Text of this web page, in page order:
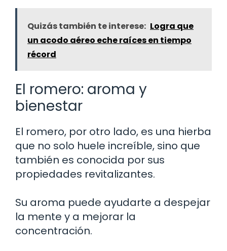
Quizás también te interese: Logra que
un acodo aéreo eche raíces en tiempo
récord
El romero: aroma y
bienestar
El romero, por otro lado, es una hierba
que no solo huele increíble, sino que
también es conocida por sus
propiedades revitalizantes.
Su aroma puede ayudarte a despejar
la mente y a mejorar la
concentración.